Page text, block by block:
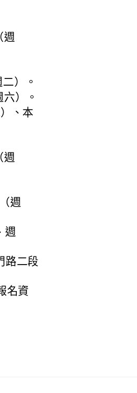
週
）。
）。
、本
週
週
週
路二段
名資